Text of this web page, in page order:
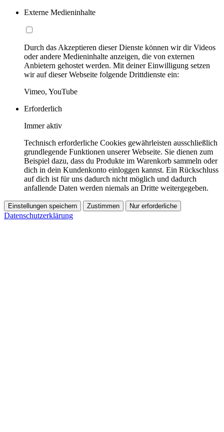
Externe Medieninhalte
Durch das Akzeptieren dieser Dienste können wir dir Videos
oder andere Medieninhalte anzeigen, die von externen
Anbietern gehostet werden. Mit deiner Einwilligung setzen
wir auf dieser Webseite folgende Drittdienste ein:
Vimeo, YouTube
Erforderlich
Immer aktiv
Technisch erforderliche Cookies gewährleisten ausschließlich
grundlegende Funktionen unserer Webseite. Sie dienen zum
Beispiel dazu, dass du Produkte im Warenkorb sammeln oder
dich in dein Kundenkonto einloggen kannst. Ein Rückschluss
auf dich ist für uns dadurch nicht möglich und dadurch
anfallende Daten werden niemals an Dritte weitergegeben.
Einstellungen speichern Zustimmen Nur erforderliche
Datenschutzerklärung